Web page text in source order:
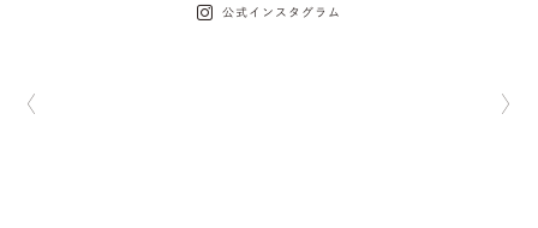
公式インスタグラム